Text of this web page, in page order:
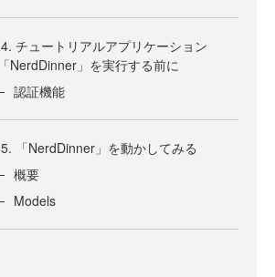
4. チュートリアルアプリケーション
「NerdDinner」を実行する前に
認証機能
5. 「NerdDinner」を動かしてみる
概要
Models